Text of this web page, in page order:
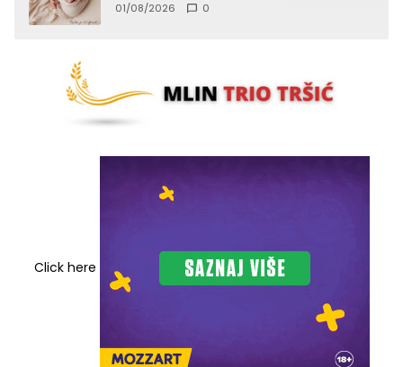
01/08/2026 0
Click here